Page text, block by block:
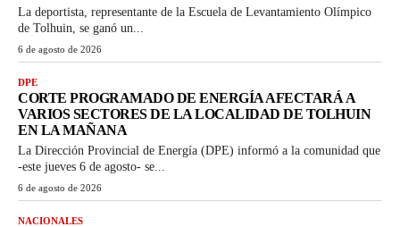
La deportista, representante de la Escuela de Levantamiento Olímpico
de Tolhuin, se ganó un...
6 de agosto de 2026
DPE
CORTE PROGRAMADO DE ENERGÍA AFECTARÁ A
VARIOS SECTORES DE LA LOCALIDAD DE TOLHUIN
EN LA MAÑANA
La Dirección Provincial de Energía (DPE) informó a la comunidad que
-este jueves 6 de agosto- se...
6 de agosto de 2026
NACIONALES